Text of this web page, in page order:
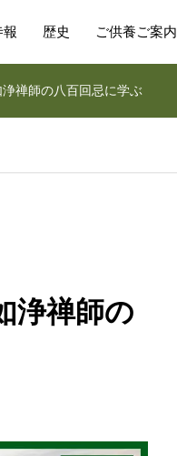
報 歴史 ご供養ご案内
禅師の八百回忌に学ぶ
浄禅師の